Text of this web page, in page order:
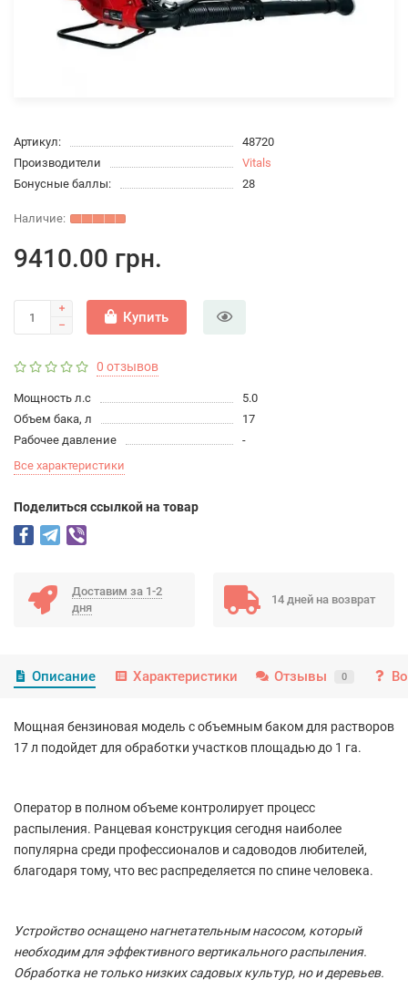
Артикул:
48720
Производители
Vitals
Бонусные баллы:
28
9410.00 грн.
Купить
0 отзывов
Мощность л.с
5.0
Объем бака, л
17
Рабочее давление
-
Все характеристики
Поделиться ссылкой на товар
Доставим за 1-2
дня
14 дней на возврат
Описание Характеристики Отзывы 0
Мощная бензиновая модель с объемным баком для растворов
17 л подойдет для обработки участков площадью до 1 га.
Оператор в полном объеме контролирует процесс
распыления. Ранцевая конструкция сегодня наиболее
популярна среди профессионалов и садоводов любителей,
благодаря тому, что вес распределяется по спине человека.
Устройство оснащено нагнетательным насосом, который
необходим для эффективного вертикального распыления.
Обработка не только низких садовых культур, но и деревьев.